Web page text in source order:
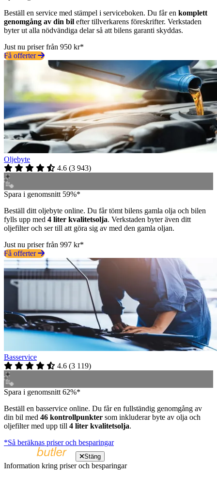
Beställ en service med stämpel i serviceboken. Du får en komplett
genomgång av din bil efter tillverkarens föreskrifter. Verkstaden
byter ut alla nödvändiga delar så att bilens garanti skyddas.
Just nu priser från 950 kr*
Få offerter
Oljebyte
4.6 (3 943)
Spara i genomsnitt 59%*
Beställ ditt oljebyte online. Du får tömt bilens gamla olja och bilen
fylls upp med 4 liter kvalitetsolja. Verkstaden byter även ditt
oljefilter och ser till att göra sig av med den gamla oljan.
Just nu priser från 997 kr*
Få offerter
Basservice
4.6 (3 119)
Spara i genomsnitt 62%*
Beställ en basservice online. Du får en fullständig genomgång av
din bil med 46 kontrollpunkter som inkluderar byte av olja och
oljefilter med upp till 4 liter kvalitetsolja.
*Så beräknas priser och besparingar
Stäng
Information kring priser och besparingar